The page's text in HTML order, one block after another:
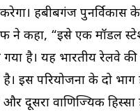
हबीबगंज पुनर्विकास
ने कहा, “इसे एक मॉडल
गया है। यह भारतीय रेलवे
है। इस परियोजना के दो
दूसरा वाणिज्यिक हिस्सा